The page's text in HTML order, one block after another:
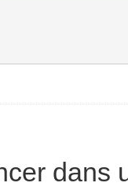
dans